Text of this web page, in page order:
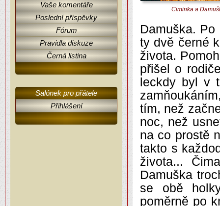
Vaše komentáře
Poslední příspěvky
Fórum
Pravidla diskuze
Černá listina
Salónek pro přátele
Přihlášení
Čiminka a
Damuška.
ty dvě černé
života.
přišel o
leckdy byl v
tím, než
noc, než
na co prostě
takto s
života...
Damuška
se obě
poměrně po